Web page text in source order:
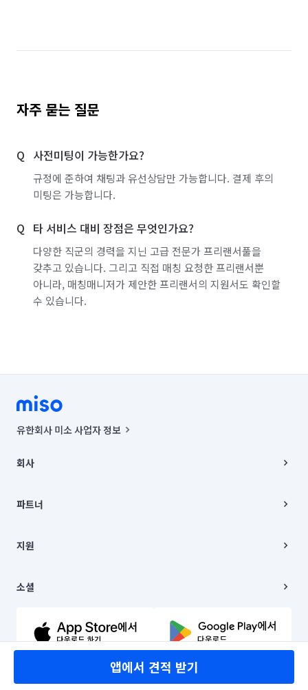
자주 묻는 질문
사전미팅이 가능한가요?
규정에 준하여 채팅과 유선상담만 가능합니다. 결제 후의
미팅은 가능합니다.
타 서비스 대비 장점은 무엇인가요?
다양한 직군의 경력을 지닌 고급 전문가 프리랜서풀을
갖추고 있습니다. 그리고 직접 매칭 요청한 프리랜서뿐
아니라, 매칭매니저가 제안한 프리랜서의 지원서도 확인할
수 있습니다.
앱에서 견적 받기
유한회사 미소 사업자 정보
00019 |
주소 | 본사: 서울특별시 종로구 율곡로 6(중학동, 트윈트리빌딩) B동 5층
컨택센터 : 서울특별시 종로구 수송동 율곡로 24, 7층, 8층 미소
상품, 상품정보, 거래에 관한 의무와 책임은 거래당사자에게 있습니다.
언론 보도 관련 문의:
© 유한회사 미소. Miso, Inc. All Rights Reserved.
회사
채용
파트너
이사
지원
이용약관
문의하기
소셜
유튜브